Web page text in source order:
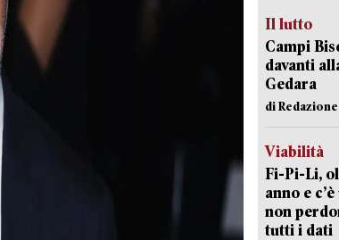
Il lutto
Campi
davanti
Gedara
di
Viabilità
Fi-Pi-Li,
anno e
non
tutti i dati